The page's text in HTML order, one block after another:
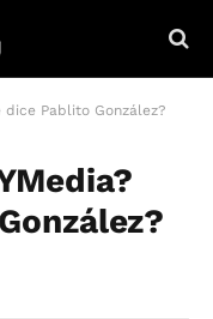
dice Pablito González?